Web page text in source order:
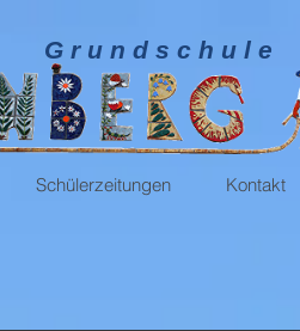
G r u n d s c h u l e
Schülerzeitungen Kontakt